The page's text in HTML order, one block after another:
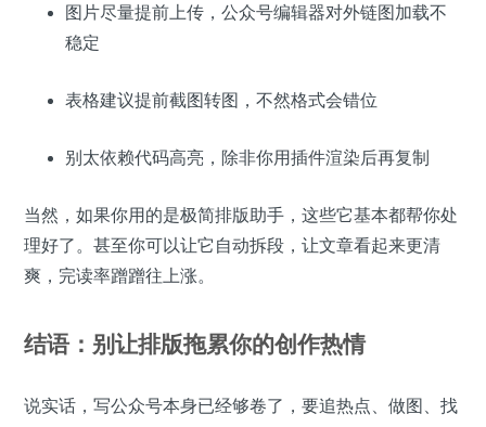
图片尽量提前上传，公众号编辑器对外链图加载不
稳定
表格建议提前截图转图，不然格式会错位
别太依赖代码高亮，除非你用插件渲染后再复制
当然，如果你用的是极简排版助手，这些它基本都帮你处
理好了。甚至你可以让它自动拆段，让文章看起来更清
爽，完读率蹭蹭往上涨。
结语：别让排版拖累你的创作热情
说实话，写公众号本身已经够卷了，要追热点、做图、找